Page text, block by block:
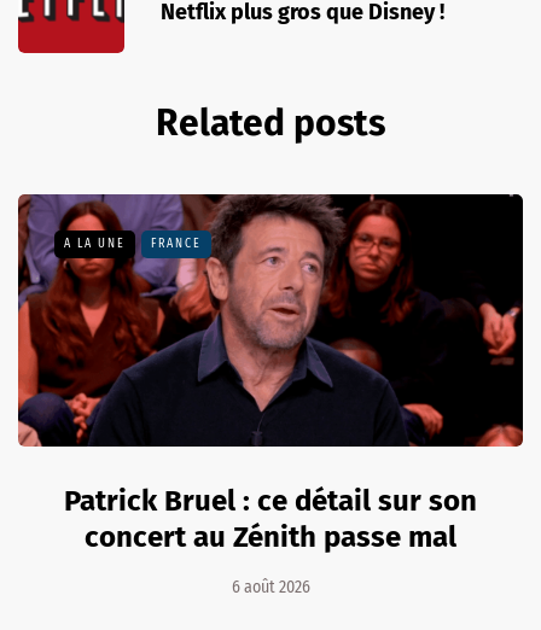
Netflix plus gros que Disney !
Related posts
A LA UNE FRANCE
Patrick Bruel : ce détail sur son
concert au Zénith passe mal
6 août 2026